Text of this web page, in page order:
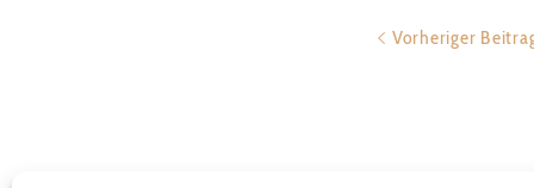
Vorheriger